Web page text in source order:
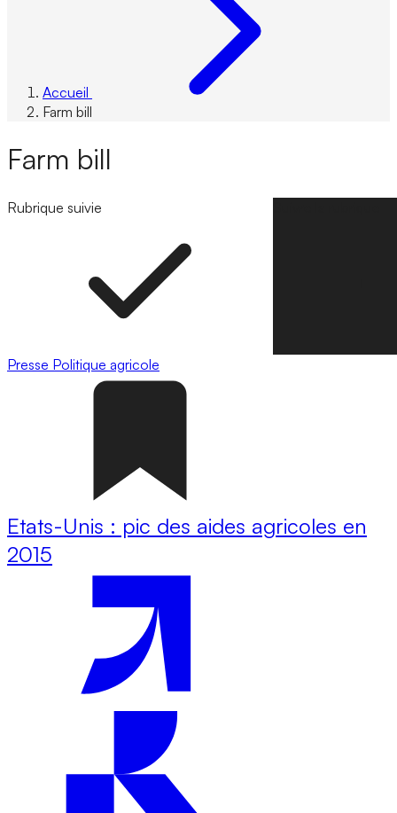
Accueil
Farm bill
Farm bill
Rubrique suivie
Presse Politique agricole
Etats-Unis : pic des aides agricoles en
2015